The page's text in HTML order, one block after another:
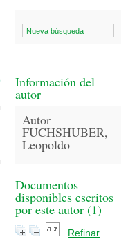
Nueva búsqueda
Información del
autor
Autor
FUCHSHUBER,
Leopoldo
Documentos
disponibles escritos
por este autor (1)
Refinar